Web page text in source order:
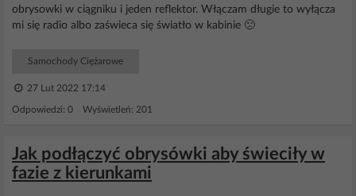
obrysowki w ciągniku i jeden reflektor. Włączam długie to wyłącza
mi się radio albo zaświeca się światło w kabinie 🙁
Samochody Ciężarowe
27 Lut 2022 17:14
Odpowiedzi: 0 Wyświetleń: 201
Jak podłączyć obrysówki aby świeciły w
fazie z kierunkami